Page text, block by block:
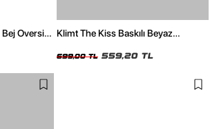
Oversize Klimt The Kiss Baskılı Beyaz
699,00 TL 559,20 TL